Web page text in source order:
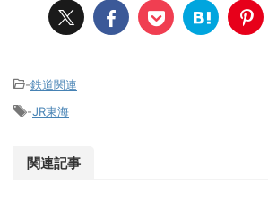
-鉄道関連
-JR東海
関連記事